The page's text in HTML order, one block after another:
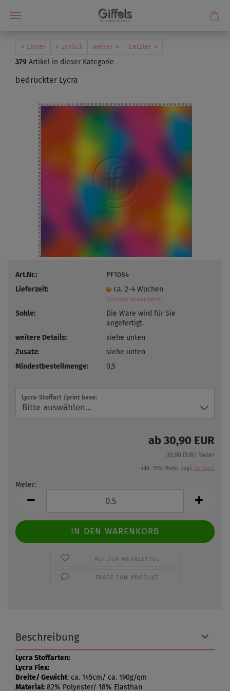
« Erster « zurück weiter »
Letzter »
379 Artikel in dieser Kategorie
bedruckter Lycra
Art.Nr.:
PF1084
Lieferzeit:
ca. 2-4 Wochen
(Ausland abweichend)
Sohle:
Die Ware wird für Sie
angefertigt.
weitere Details:
siehe unten
Zusatz:
siehe unten
Mindestbestellmenge:
0,5
Lycra-Stoffart /print base:
ab 30,90 EUR
30,90 EUR/ Meter
inkl. 19% MwSt. zzgl. Versand
Meter:
AUF DEN MERKZETTEL
FRAGE ZUM PRODUKT
Beschreibung
Lycra Stoffarten:
Lycra Flex:
Breite/ Gewicht: ca. 145cm/ ca. 190g/qm
Material: 82% Polyester/ 18% Elasthan